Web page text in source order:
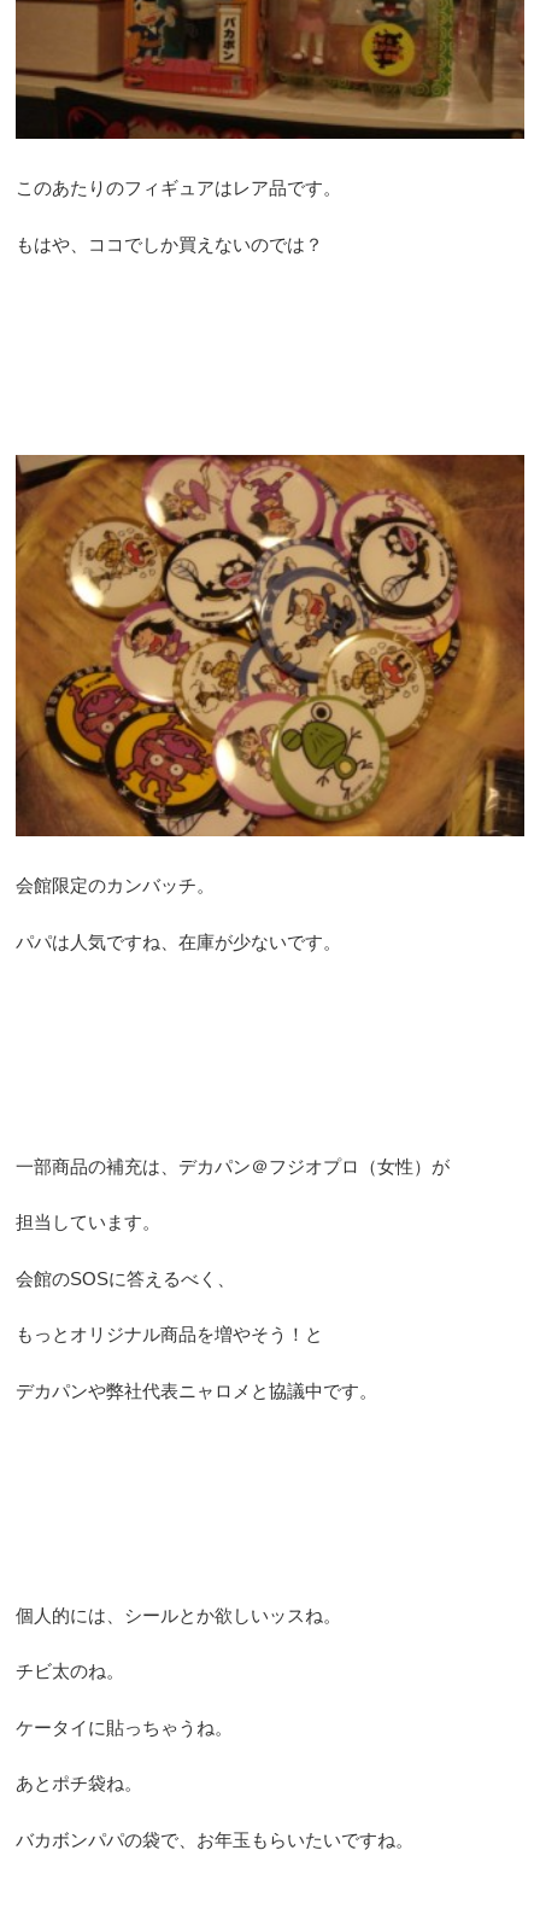
このあたりのフィギュアはレア品です。
もはや、ココでしか買えないのでは？
会館限定のカンバッチ。
パパは人気ですね、在庫が少ないです。
一部商品の補充は、デカパン＠フジオプロ（女性）が
担当しています。
会館のSOSに答えるべく、
もっとオリジナル商品を増やそう！と
デカパンや弊社代表ニャロメと協議中です。
個人的には、シールとか欲しいッスね。
チビ太のね。
ケータイに貼っちゃうね。
あとポチ袋ね。
バカボンパパの袋で、お年玉もらいたいですね。